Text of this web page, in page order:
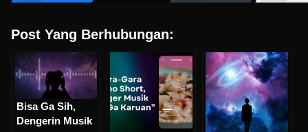
Post Yang Berhubungan:
Bisa Ga Sih,
Dengerin Musik